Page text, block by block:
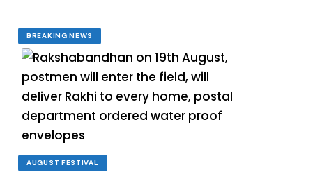
BREAKING NEWS
AUGUST FESTIVAL